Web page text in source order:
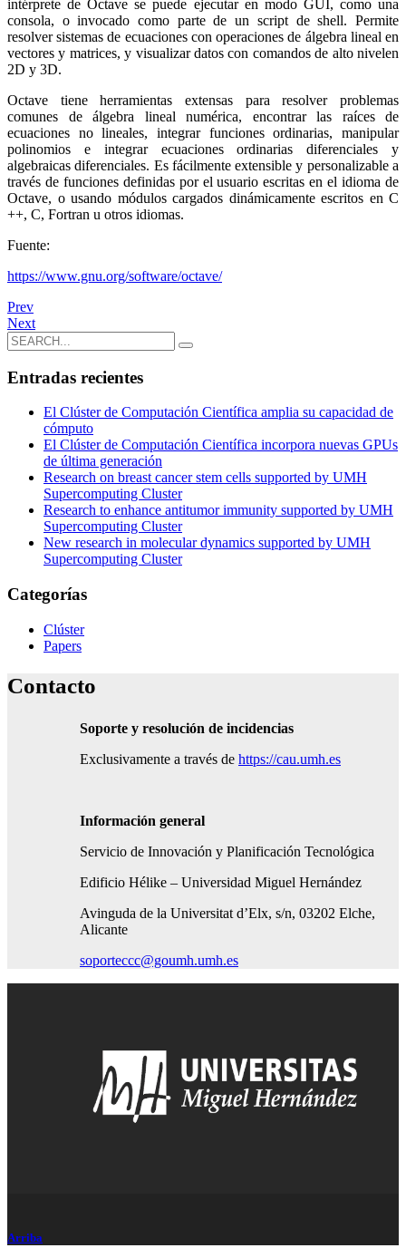
intérprete de Octave se puede ejecutar en modo GUI, como una
consola, o invocado como parte de un script de shell. Permite
resolver sistemas de ecuaciones con operaciones de álgebra lineal en
vectores y matrices, y visualizar datos con comandos de alto nivelen
2D y 3D.
Octave tiene herramientas extensas para resolver problemas
comunes de álgebra lineal numérica, encontrar las raíces de
ecuaciones no lineales, integrar funciones ordinarias, manipular
polinomios e integrar ecuaciones ordinarias diferenciales y
algebraicas diferenciales. Es fácilmente extensible y personalizable a
través de funciones definidas por el usuario escritas en el idioma de
Octave, o usando módulos cargados dinámicamente escritos en C
++, C, Fortran u otros idiomas.
Fuente:
https://www.gnu.org/software/octave/
Prev
Next
Entradas recientes
El Clúster de Computación Científica amplia su capacidad de
cómputo
El Clúster de Computación Científica incorpora nuevas GPUs
de última generación
Research on breast cancer stem cells supported by UMH
Supercomputing Cluster
Research to enhance antitumor immunity supported by UMH
Supercomputing Cluster
New research in molecular dynamics supported by UMH
Supercomputing Cluster
Categorías
Clúster
Papers
Contacto
Soporte y resolución de incidencias
Exclusivamente a través de https://cau.umh.es
Información general
Servicio de Innovación y Planificación Tecnológica
Edificio Hélike – Universidad Miguel Hernández
Avinguda de la Universitat d’Elx, s/n, 03202 Elche,
Alicante
soporteccc@goumh.umh.es
Arriba